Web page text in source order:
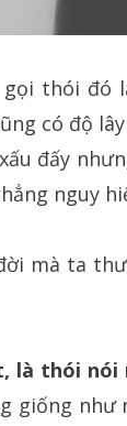
gọi thói đó
có độ
đấy
nguy
mà ta
là thói nói
giống như